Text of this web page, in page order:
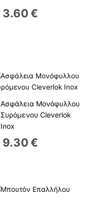
3.60 €
Ασφάλεια Μονόφυλλου
Συρόμενου Cleverlok
Inox
9.30 €